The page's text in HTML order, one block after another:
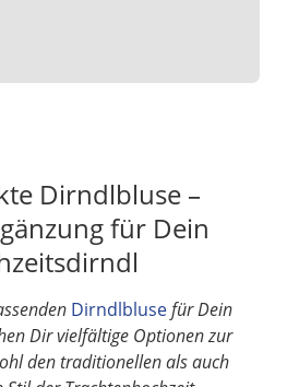
Dirndlbluse –
für Dein
Dirndlblusefür Dein
Dir vielfältige Optionen zur
den traditionellen als auch